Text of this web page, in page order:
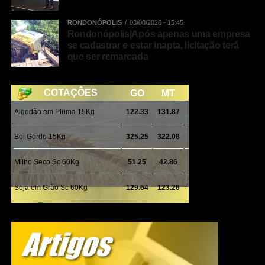
volume, o próprio morador pode levar os resíduos de
construção ao DME, que funciona todos os dias da
semana (inclusive aos fins de semana), das 6h às 18h.
nesta sexta-feira, dia 16
Resíduos industriais não são recolhidos de forma alguma
e devem ter uma destinação específica.
Confira aqui como funciona cada coleta:
Tá confundindo as coletas? Estas informações aqui
podem te ajudar:
Coleta de Resíduos Volumosos:
Nesta modalidade, feita, mais ou menos, a cada dois
meses, de acordo com calendário específico, são
RONDONÓPOLIS 03/08/2026 - 15:45
Rondonópolis|Após apenas uma empresa
se cadastrar e estar inapta, licitação terá
que ser remarcada